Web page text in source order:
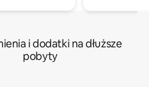
i dodatki na dłuższe
pobyty